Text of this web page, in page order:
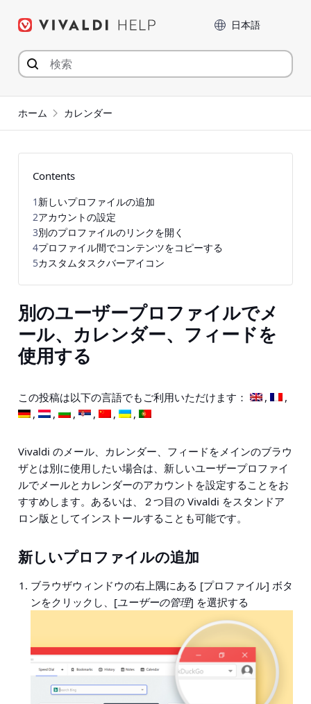
言語
ホーム カレンダー
別のユーザープロファイルでメ
ール、カレンダー、フィードを
使用する
この投稿は以下の言語でもご利用いただけます：
Vivaldi のメール、カレンダー、フィードをメインのブラウ
ザとは別に使用したい場合は、新しいユーザープロファイ
ルでメールとカレンダーのアカウントを設定することをお
すすめします。あるいは、２つ目の Vivaldi をスタンドア
ロン版としてインストールすることも可能です。
新しいプロファイルの追加
ブラウザウィンドウの右上隅にある [プロファイル] ボタ
ンをクリックし、[ユーザーの管理] を選択する
Contents
1 新しいプロファイルの追加
2アカウントの設定
3別のプロファイルのリンクを開く
4プロファイル間でコンテンツをコピーする
5カスタムタスクバーアイコン